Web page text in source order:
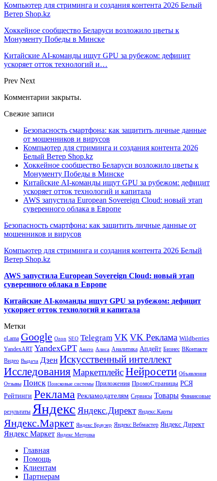
Компьютер для стриминга и создания контента 2026 Белый
Ветер Shop.kz
Хоккейное сообщество Беларуси возложило цветы к
Монументу Победы в Минске
Китайские AI-команды ищут GPU за рубежом: дефицит
ускоряет отток технологий и…
Prev Next
Комментарии закрыты.
Свежие записи
Безопасность смартфона: как защитить личные данные
от мошенников и вирусов
Компьютер для стриминга и создания контента 2026
Белый Ветер Shop.kz
Хоккейное сообщество Беларуси возложило цветы к
Монументу Победы в Минске
Китайские AI-команды ищут GPU за рубежом: дефицит
ускоряет отток технологий и капитала
AWS запустила European Sovereign Cloud: новый этап
суверенного облака в Европе
Безопасность смартфона: как защитить личные данные от
мошенников и вирусов
Компьютер для стриминга и создания контента 2026 Белый
Ветер Shop.kz
AWS запустила European Sovereign Cloud: новый этап
суверенного облака в Европе
Китайские AI-команды ищут GPU за рубежом: дефицит
ускоряет отток технологий и капитала
Метки
eLama Google Ozon SEO Telegram VK VK Реклама Wildberries
YandexART YandexGPT Авито Алиса Аналитика Апдейт Бизнес ВКонтакте
Видео Выдача Дзен Искусственный интеллект
Исследования МаркетплейсНейросети Объявления
Отзывы Поиск Поисковые системы Приложения ПромоСтраницы РСЯ
Рейтинги Реклама Рекламодателям Сервисы Товары Финансовые
результаты Яндекс Яндекс.Директ Яндекс.Карты
Яндекс.Маркет Яндекс Браузер Яндекс Вебмастер Яндекс Директ
Яндекс Маркет Яндекс Метрика
Главная
Помощь
Клиентам
Партнерам